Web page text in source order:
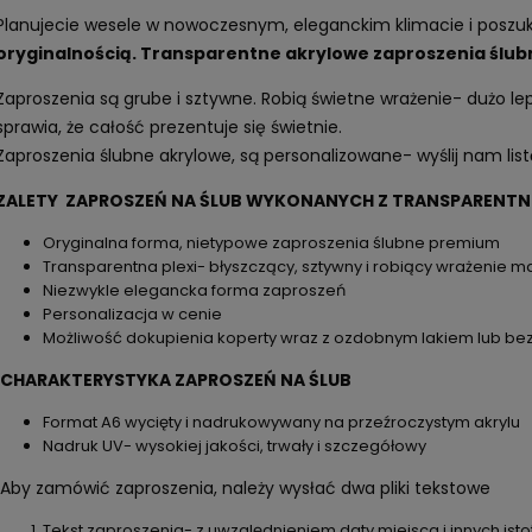
wesele w nowoczesnym, eleganckim klimacie i
Transparentne akrylowe zaproszenia
są grube i sztywne. Robią świetne wrażenie- dużo
że całość prezentuje się świetnie.
ślubne akrylowe, są personalizowane- wyślij nam
ZAPROSZEŃ NA ŚLUB WYKONANYCH Z
Oryginalna forma, nietypowe zaproszenia ślubne premium
Transparentna plexi- błyszczący, sztywny i robiący wrażenie
Niezwykle elegancka forma zaproszeń
Personalizacja w cenie
Możliwość dokupienia koperty wraz z ozdobnym lakiem lub
CHARAKTERYSTYKA ZAPROSZEŃ NA ŚLUB
Format A6 wycięty i nadrukowywany na przeźroczystym akrylu
Nadruk UV- wysokiej jakości, trwały i szczegółowy
zamówić zaproszenia, należy wysłać dwa pliki tekstowe